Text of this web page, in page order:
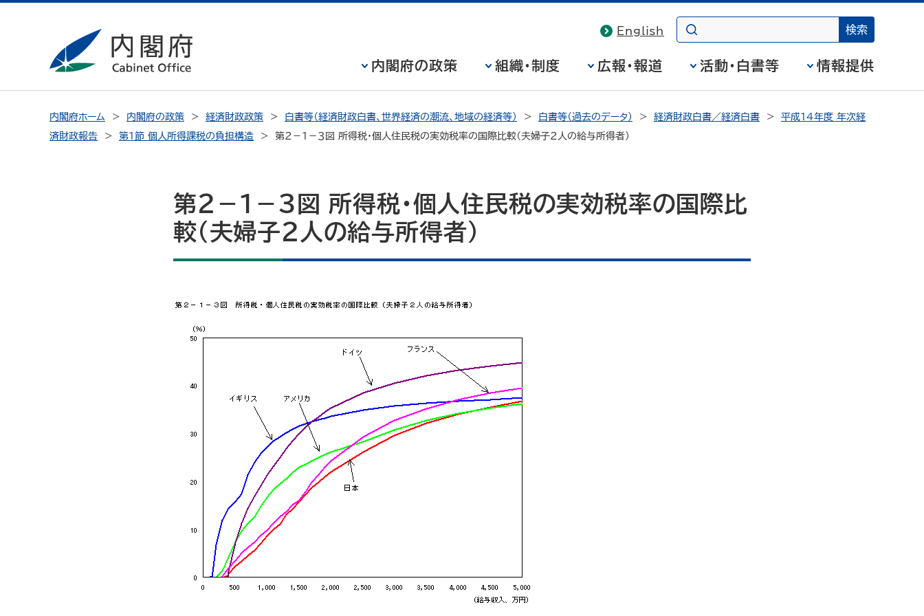
English
内閣府の政策 組織・制度 広報・報道 活動・白書等 情報提供
内閣府ホーム 内閣府の政策 経済財政政策 白書等（経済財政白書、世界経済の潮流、地域の経済等） 白書等（過去のデータ） 経済財政白書／経済白書
平成14年度 年次経
済財政報告
第１節 個人所得課税の負担構造 第２－１－３図 所得税・個人住民税の実効税率の国際比較（夫婦子２人の給与所得者）
第２－１－３図 所得税・個人住民税の実効税率の国際比
較（夫婦子２人の給与所得者）